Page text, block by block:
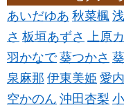
あいだゆあ 秋菜楓
さ 板垣あずさ 上原
羽かなで 葵つかさ
泉麻那 伊東美姫 愛
空かのん 沖田杏梨